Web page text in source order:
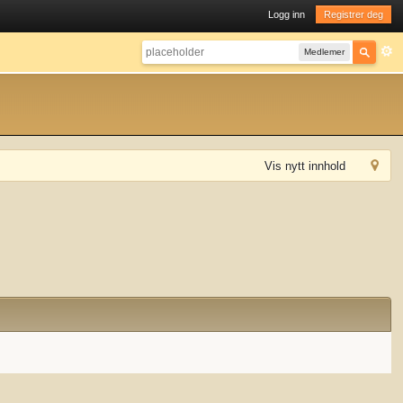
Logg inn Registrer deg
Medlemer
Vis nytt innhold